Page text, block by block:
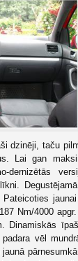
dzinēji, taču
Lai gan
dernizētās
Nm/4000
Dinamiskās
vēl